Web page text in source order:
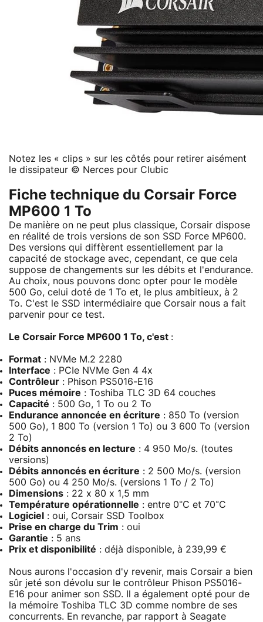
Notez les « clips » sur les côtés pour retirer aisément
le dissipateur © Nerces pour Clubic
Fiche technique du Corsair Force
MP600 1 To
De manière on ne peut plus classique, Corsair dispose
en réalité de trois versions de son SSD Force MP600.
Des versions qui diffèrent essentiellement par la
capacité de stockage avec, cependant, ce que cela
suppose de changements sur les débits et l'endurance.
Au choix, nous pouvons donc opter pour le modèle
500 Go, celui doté de 1 To et, le plus ambitieux, à 2
To. C'est le SSD intermédiaire que Corsair nous a fait
parvenir pour ce test.
Le Corsair Force MP600 1 To, c'est :
Format : NVMe M.2 2280
Interface : PCIe NVMe Gen 4 4x
Contrôleur : Phison PS5016-E16
Puces mémoire : Toshiba TLC 3D 64 couches
Capacité : 500 Go, 1 To ou 2 To
Endurance annoncée en écriture : 850 To (version
500 Go), 1 800 To (version 1 To) ou 3 600 To (version
2 To)
Débits annoncés en lecture : 4 950 Mo/s. (toutes
versions)
Débits annoncés en écriture : 2 500 Mo/s. (version
500 Go) ou 4 250 Mo/s. (versions 1 To / 2 To)
Dimensions : 22 x 80 x 1,5 mm
Température opérationnelle : entre 0°C et 70°C
Logiciel
: oui, Corsair SSD Toolbox
Prise en charge du Trim : oui
Garantie : 5 ans
Prix et disponibilité : déjà disponible, à 239,99 €
Nous aurons l'occasion d'y revenir, mais Corsair a bien
sûr jeté son dévolu sur le contrôleur Phison PS5016-
E16 pour animer son SSD. Il a également opté pour de
la mémoire Toshiba TLC 3D comme nombre de ses
concurrents. En revanche, par rapport à Seagate